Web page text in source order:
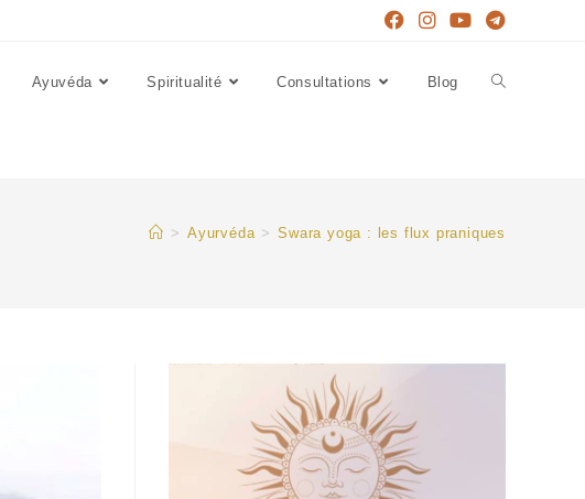
Ayuvéda Spiritualité Consultations Blog
> Ayurvéda > Swara yoga : les flux praniques